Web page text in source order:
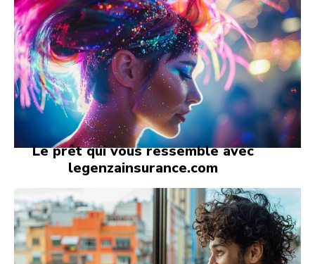
Le prêt qui vous ressemble avec
legenzainsurance.com